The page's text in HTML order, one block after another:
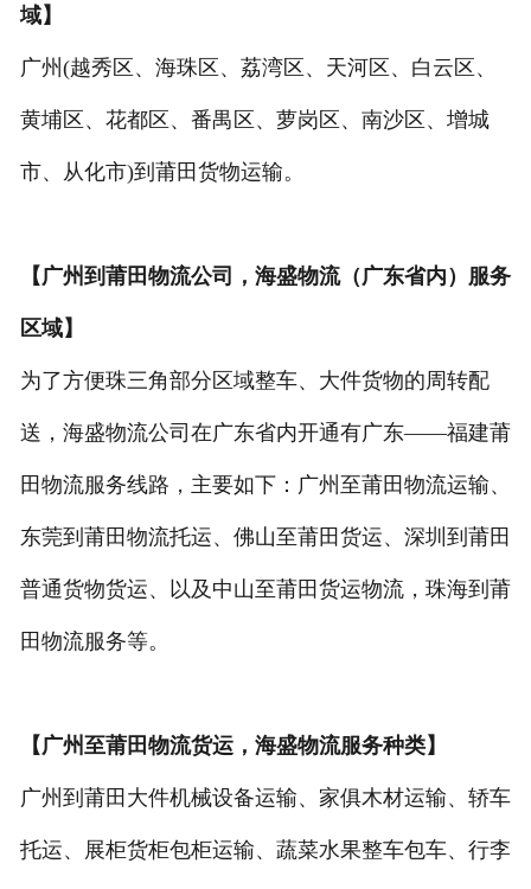
域】
广州(越秀区、海珠区、荔湾区、天河区、白云区、
黄埔区、花都区、番禺区、萝岗区、南沙区、增城
市、从化市)到莆田货物运输。
【广州到莆田物流公司，海盛物流（广东省内）服务
区域】
为了方便珠三角部分区域整车、大件货物的周转配
送，海盛物流公司在广东省内开通有广东——福建莆
田物流服务线路，主要如下：广州至莆田物流运输、
东莞到莆田物流托运、佛山至莆田货运、深圳到莆田
普通货物货运、以及中山至莆田货运物流，珠海到莆
田物流服务等。
【广州至莆田物流货运，海盛物流服务种类】
广州到莆田大件机械设备运输、家俱木材运输、轿车
托运、展柜货柜包柜运输、蔬菜水果整车包车、行李